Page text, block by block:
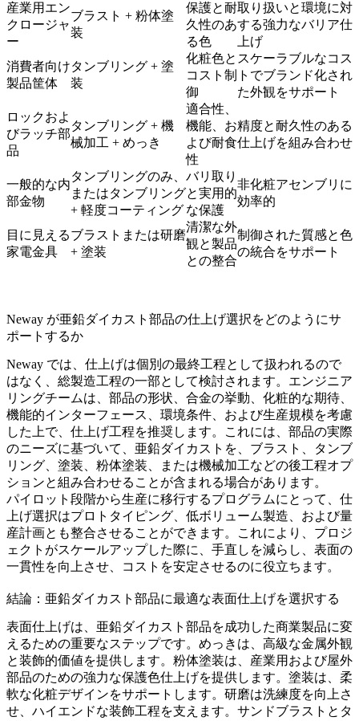
産業用エン
クロージャ
ー
ブラスト + 粉体塗
装
保護と耐
久性のあ
る色
取り扱いと環境に対
する強力なバリア仕
上げ
消費者向け
製品筐体
タンブリング + 塗
装
化粧色と
コスト制
御
スケーラブルなコス
トでブランド化され
た外観をサポート
ロックおよ
びラッチ部
品
タンブリング + 機
械加工 + めっき
適合性、
機能、お
よび耐食
性
精度と耐久性のある
仕上げを組み合わせ
一般的な内
部金物
タンブリングのみ、
またはタンブリング
+ 軽度コーティング
バリ取り
と実用的
な保護
非化粧アセンブリに
効率的
目に見える
家電金具
ブラストまたは研磨
+ 塗装
清潔な外
観と製品
との整合
制御された質感と色
の統合をサポート
Neway が亜鉛ダイカスト部品の仕上げ選択をどのようにサ
ポートするか
Neway では、仕上げは個別の最終工程として扱われるので
はなく、総製造工程の一部として検討されます。エンジニア
リングチームは、部品の形状、合金の挙動、化粧的な期待、
機能的インターフェース、環境条件、および生産規模を考慮
した上で、仕上げ工程を推奨します。これには、部品の実際
のニーズに基づいて、 亜鉛ダイカスト を、ブラスト、タンブ
リング、塗装、粉体塗装、または機械加工などの後工程オプ
ションと組み合わせることが含まれる場合があります。
パイロット段階から生産に移行するプログラムにとって、仕
上げ選択はプロトタイピング 低ボリューム製造 、および量
産計画とも整合させることができます。これにより、プロジ
ェクトがスケールアップした際に、手直しを減らし、表面の
一貫性を向上させ、コストを安定させるのに役立ちます。
結論：亜鉛ダイカスト部品に最適な表面仕上げを選択する
表面仕上げは、亜鉛ダイカスト部品を成功した商業製品に変
えるための重要なステップです。めっきは、高級な金属外観
と装飾的価値を提供します。粉体塗装は、産業用および屋外
部品のための強力な保護色仕上げを提供します。塗装は、柔
軟な化粧デザインをサポートします。研磨は洗練度を向上さ
せ、ハイエンドな装飾工程を支えます。サンドブラストとタ